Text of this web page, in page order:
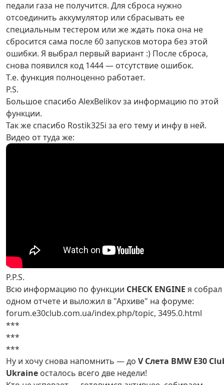
педали газа не получится. Для сброса нужно
отсоединить аккумулятор или сбрасывать ее
специальным тестером или же ждать пока она не
сбросится сама после 60 запусков мотора без этой
ошибки. Я выбрал первый вариант :) После сброса,
снова появился код 1444 — отсутствие ошибок.
Т.е. функция полноценно работает.
P.S.
Большое спасибо AlexBelikov за информацию по этой
функции.
Так же спасибо Rostik325i за его тему и инфу в ней.
Видео от туда же:
P.P.S.
Всю информацию по функции CHECK ENGINE я собрал
одном отчете и выложил в "Архиве" на форуме:
forum.e30club.com.ua/index.php/topic, 3495.0.html
***
***
***
Ну и хочу снова напомнить — до V Слета BMW E30
Ukraine осталось всего две недели!